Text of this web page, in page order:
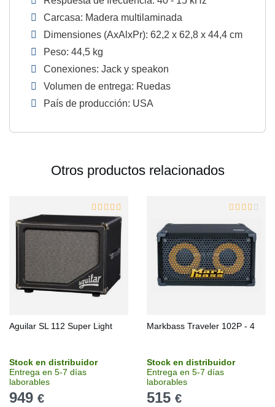
Carcasa: Madera multilaminada
Dimensiones (AxAlxPr): 62,2 x 62,8 x 44,4 cm
Peso: 44,5 kg
Conexiones: Jack y speakon
Volumen de entrega: Ruedas
País de producción: USA
Otros productos relacionados
Aguilar SL 112 Super Light
Stock en distribuidor
Entrega en 5-7 días
laborables
949 €
Markbass Traveler 102P - 4
Stock en distribuidor
Entrega en 5-7 días
laborables
515 €